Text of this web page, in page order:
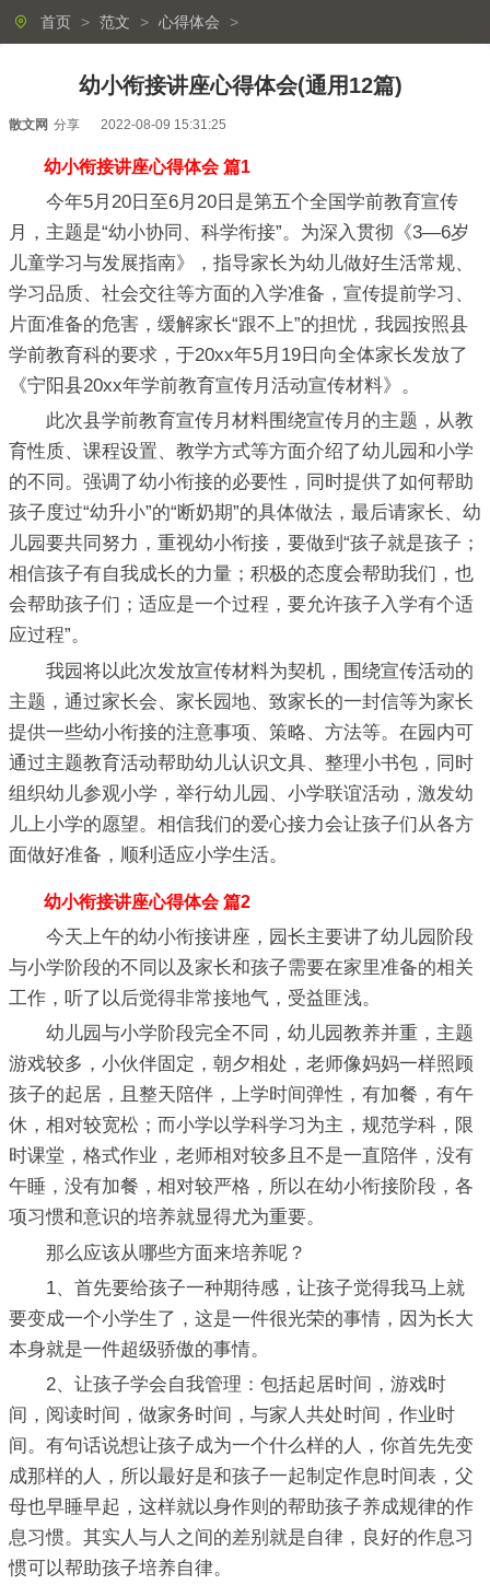
首页 > 范文 > 心得体会 >
幼小衔接讲座心得体会(通用12篇)
散文网 分享 2022-08-09 15:31:25
幼小衔接讲座心得体会 篇1
今年5月20日至6月20日是第五个全国学前教育宣传
月，主题是“幼小协同、科学衔接”。为深入贯彻《3—6岁
儿童学习与发展指南》，指导家长为幼儿做好生活常规、
学习品质、社会交往等方面的入学准备，宣传提前学习、
片面准备的危害，缓解家长“跟不上”的担忧，我园按照县
学前教育科的要求，于20xx年5月19日向全体家长发放了
《宁阳县20xx年学前教育宣传月活动宣传材料》。
此次县学前教育宣传月材料围绕宣传月的主题，从教
育性质、课程设置、教学方式等方面介绍了幼儿园和小学
的不同。强调了幼小衔接的必要性，同时提供了如何帮助
孩子度过“幼升小”的“断奶期”的具体做法，最后请家长、幼
儿园要共同努力，重视幼小衔接，要做到“孩子就是孩子；
相信孩子有自我成长的力量；积极的态度会帮助我们，也
会帮助孩子们；适应是一个过程，要允许孩子入学有个适
应过程”。
我园将以此次发放宣传材料为契机，围绕宣传活动的
主题，通过家长会、家长园地、致家长的一封信等为家长
提供一些幼小衔接的注意事项、策略、方法等。在园内可
通过主题教育活动帮助幼儿认识文具、整理小书包，同时
组织幼儿参观小学，举行幼儿园、小学联谊活动，激发幼
儿上小学的愿望。相信我们的爱心接力会让孩子们从各方
面做好准备，顺利适应小学生活。
幼小衔接讲座心得体会 篇2
今天上午的幼小衔接讲座，园长主要讲了幼儿园阶段
与小学阶段的不同以及家长和孩子需要在家里准备的相关
工作，听了以后觉得非常接地气，受益匪浅。
幼儿园与小学阶段完全不同，幼儿园教养并重，主题
游戏较多，小伙伴固定，朝夕相处，老师像妈妈一样照顾
孩子的起居，且整天陪伴，上学时间弹性，有加餐，有午
休，相对较宽松；而小学以学科学习为主，规范学科，限
时课堂，格式作业，老师相对较多且不是一直陪伴，没有
午睡，没有加餐，相对较严格，所以在幼小衔接阶段，各
项习惯和意识的培养就显得尤为重要。
那么应该从哪些方面来培养呢？
1、首先要给孩子一种期待感，让孩子觉得我马上就
要变成一个小学生了，这是一件很光荣的事情，因为长大
本身就是一件超级骄傲的事情。
2、让孩子学会自我管理：包括起居时间，游戏时
间，阅读时间，做家务时间，与家人共处时间，作业时
间。有句话说想让孩子成为一个什么样的人，你首先先变
成那样的人，所以最好是和孩子一起制定作息时间表，父
母也早睡早起，这样就以身作则的帮助孩子养成规律的作
息习惯。其实人与人之间的差别就是自律，良好的作息习
惯可以帮助孩子培养自律。